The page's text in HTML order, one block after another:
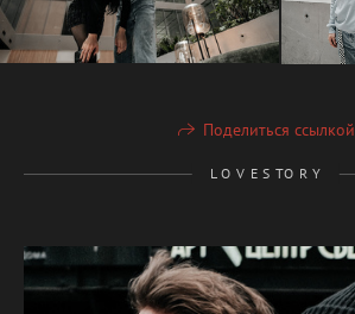
Поделиться ссылкой
L O V E S TO R Y